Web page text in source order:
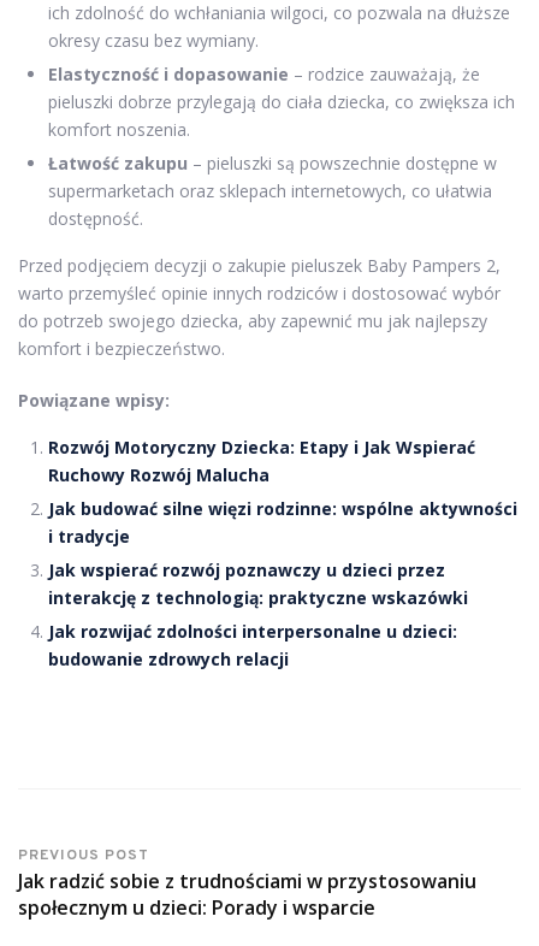
ich zdolność do wchłaniania wilgoci, co pozwala na dłuższe
okresy czasu bez wymiany.
Elastyczność i dopasowanie – rodzice zauważają, że
pieluszki dobrze przylegają do ciała dziecka, co zwiększa ich
komfort noszenia.
Łatwość zakupu – pieluszki są powszechnie dostępne w
supermarketach oraz sklepach internetowych, co ułatwia
dostępność.
Przed podjęciem decyzji o zakupie pieluszek Baby Pampers 2,
warto przemyśleć opinie innych rodziców i dostosować wybór
do potrzeb swojego dziecka, aby zapewnić mu jak najlepszy
komfort i bezpieczeństwo.
Powiązane wpisy:
Rozwój Motoryczny Dziecka: Etapy i Jak Wspierać
Ruchowy Rozwój Malucha
Jak budować silne więzi rodzinne: wspólne aktywności
i tradycje
Jak wspierać rozwój poznawczy u dzieci przez
interakcję z technologią: praktyczne wskazówki
Jak rozwijać zdolności interpersonalne u dzieci:
budowanie zdrowych relacji
PREVIOUS POST
Jak radzić sobie z trudnościami w przystosowaniu
społecznym u dzieci: Porady i wsparcie